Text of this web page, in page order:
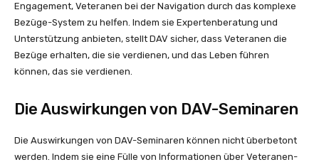
Engagement, Veteranen bei der Navigation durch das komplexe
Bezüge-System zu helfen. Indem sie Expertenberatung und
Unterstützung anbieten, stellt DAV sicher, dass Veteranen die
Bezüge erhalten, die sie verdienen, und das Leben führen
können, das sie verdienen.
Die Auswirkungen von DAV-Seminaren
Die Auswirkungen von DAV-Seminaren können nicht überbetont
werden. Indem sie eine Fülle von Informationen über Veteranen-